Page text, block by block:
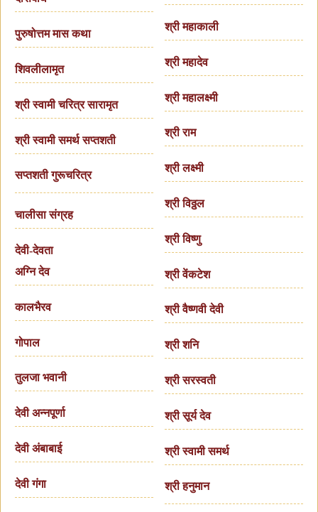
पुरुषोत्तम मास कथा
शिवलीलामृत
श्री स्वामी चरित्र सारामृत
श्री स्वामी समर्थ सप्तशती
सप्तशती गुरूचरित्र
चालीसा संग्रह
देवी-देवता
अग्नि देव
कालभैरव
गोपाल
तुलजा भवानी
देवी अन्नपूर्णा
देवी अंबाबाई
देवी गंगा
श्री महाकाली
श्री महादेव
श्री महालक्ष्मी
श्री राम
श्री लक्ष्मी
श्री विठ्ठल
श्री विष्णु
श्री वेंकटेश
श्री वैष्णवी देवी
श्री शनि
श्री सरस्वती
श्री सूर्य देव
श्री स्वामी समर्थ
श्री हनुमान